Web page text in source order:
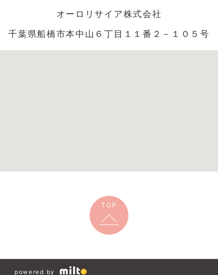
オーロリサイア株式会社
千葉県船橋市本中山６丁目１１番２－１０５号
TOP
powered by